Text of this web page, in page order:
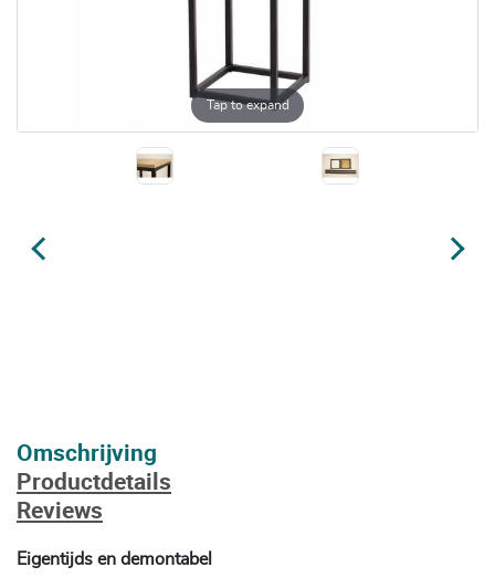
Tap to expand
Omschrijving
Productdetails
Reviews
Eigentijds en demontabel